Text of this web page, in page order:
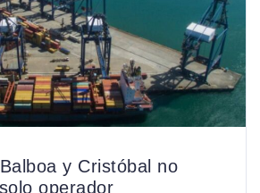
y Cristóbal no
operador